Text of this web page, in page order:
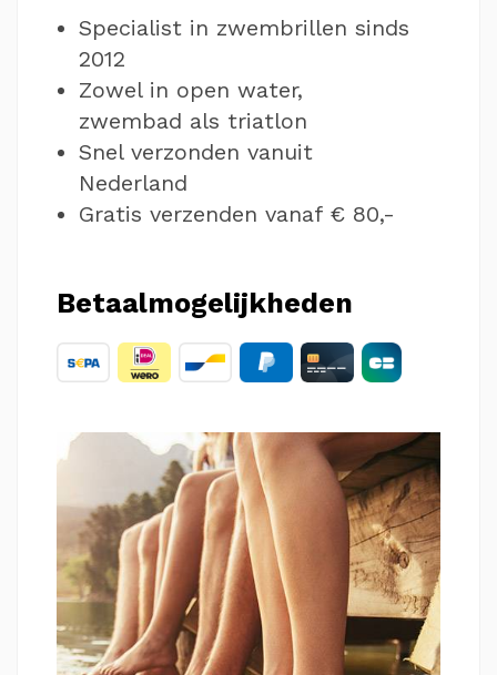
Specialist in zwembrillen sinds
2012
Zowel in open water,
zwembad als triatlon
Snel verzonden vanuit
Nederland
Gratis verzenden vanaf € 80,-
Betaalmogelijkheden